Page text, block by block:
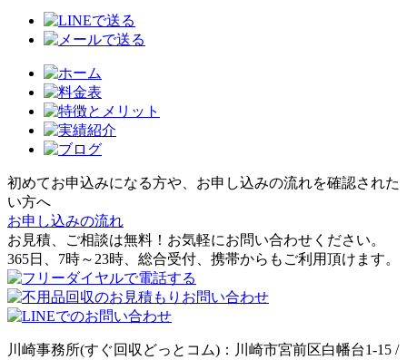
初めてお申込みになる方や、お申し込みの流れを確認された
い方へ
お申し込みの流れ
お見積、ご相談は無料！お気軽にお問い合わせください。
365日、7時～23時、総合受付、携帯からもご利用頂けます。
川崎事務所(すぐ回収どっとコム)：川崎市宮前区白幡台1-15 /